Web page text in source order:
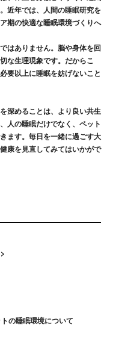
近年では、人間の睡眠研究を
期の快適な睡眠環境づくりへ
はありません。 脳や身体を回
な生理現象です。だからこ
要以上に睡眠を妨げないこと
深めることは、より良い共生
人の睡眠だけでなく、ペット
ます。毎日を一緒に過ごす大
康を見直してみてはいかがで
>
の睡眠環境について